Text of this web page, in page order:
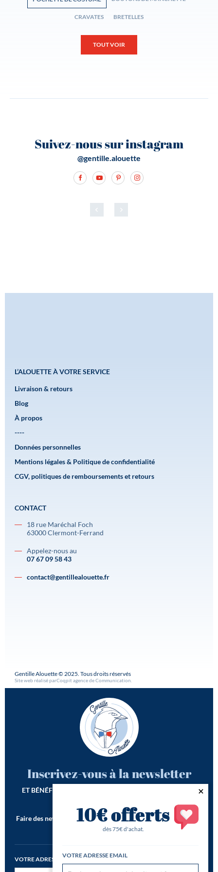
CRAVATES BRETELLES
TOUT VOIR
Suivez-nous sur instagram
@gentille.alouette
L’ALOUETTE À VOTRE SERVICE
Livraison & retours
Blog
À propos
----
Données personnelles
Mentions légales & Politique de confidentialité
CGV, politiques de remboursements et retours
CONTACT
18 rue Maréchal Foch
63000 Clermont-Ferrand
Appelez-nous au
07 67 09 58 43
contact@gentillealouette.fr
Gentille Alouette © 2025. Tous droits réservés
Site web réalisé parCoqpit agence de Communication
Inscrivez-vous à la newsletter
ET BÉNÉFICIEZ DE -10€ SUR VOTRE 1ÈRE COMMANDE*
Faire des newsletters incroyables est notre seconde vocation !
*Offre de bienvenue valable dès 75€ d'achat
VOTRE ADRESSE EMAIL
10€ offerts
dès 75€ d'achat.
VOTRE ADRESSE EMAIL